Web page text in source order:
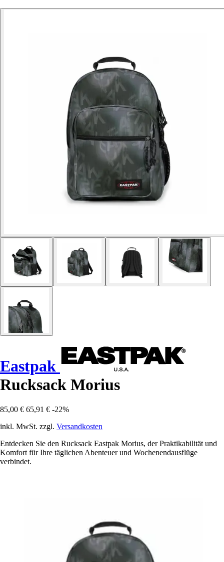
Eastpak
Rucksack Morius
85,00 € 65,91 € -22%
inkl. MwSt. zzgl. Versandkosten
Entdecken Sie den Rucksack Eastpak Morius, der Praktikabilität und
Komfort für Ihre täglichen Abenteuer und Wochenendausflüge
verbindet.